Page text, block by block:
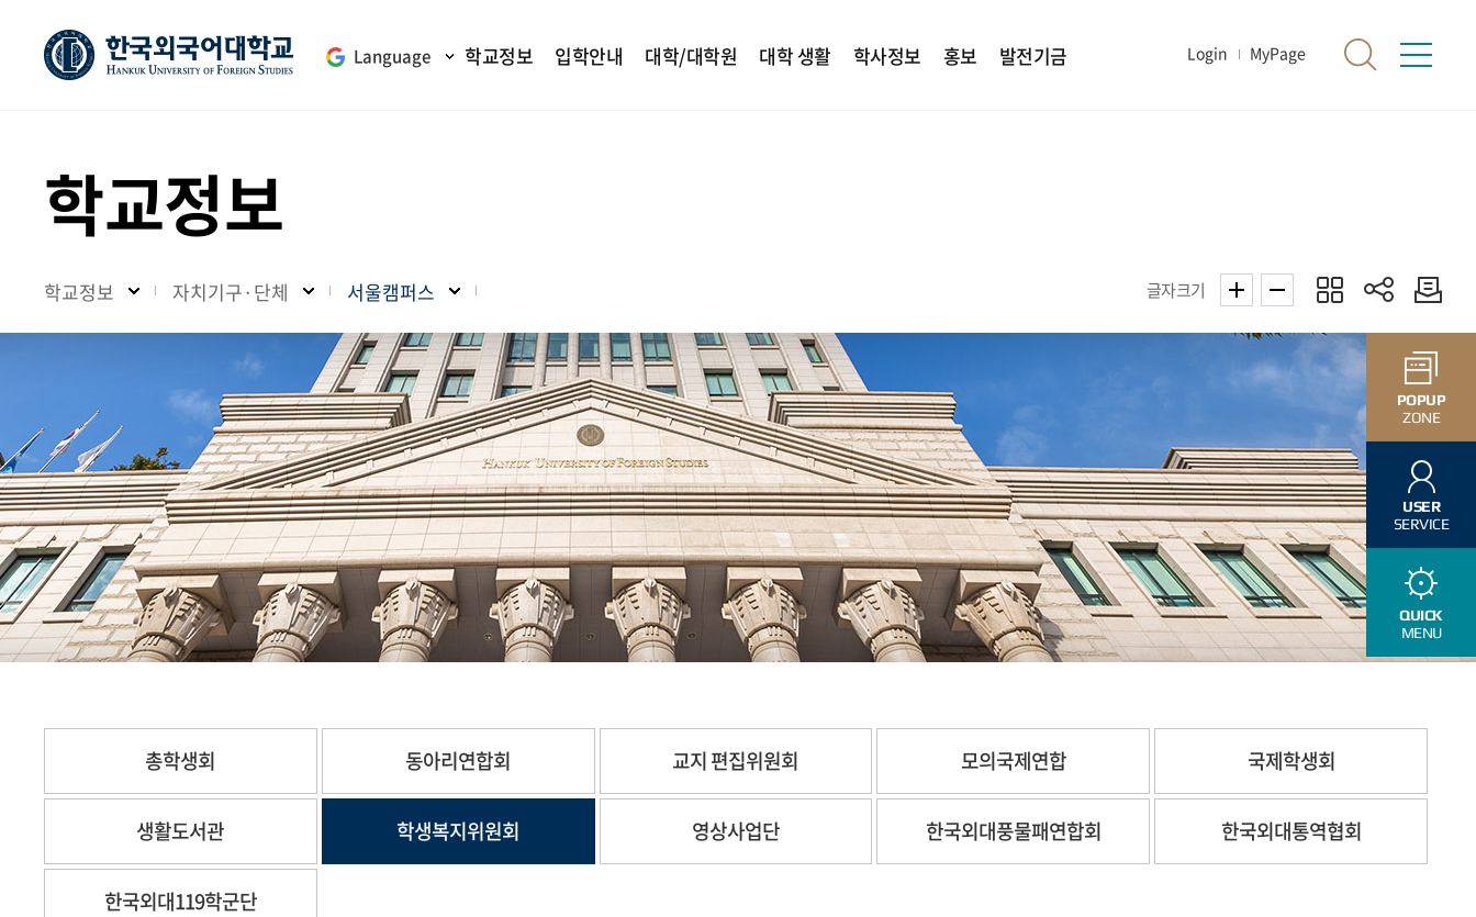
Language 학교정보 입학안내 대학/대학원 대학 생활 학사정보 홍보 발전기금 Login MyPage
POPUP
ZONE
USER
SERVICE
QUICK
MENU
학교정보
학교정보 자치기구·단체 서울캠퍼스 글자크기
총학생회 동아리연합회 교지 편집위원회 모의국제연합 국제학생회
생활도서관 학생복지위원회 영상사업단 한국외대풍물패연합회 한국외대통역협회
한국외대119학군단